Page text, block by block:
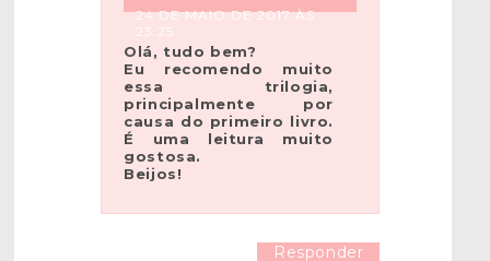
24 DE MAIO DE 2017 ÀS
23:25
Olá, tudo bem?
Eu recomendo muito
essa trilogia,
principalmente por
causa do primeiro livro.
É uma leitura muito
gostosa.
Beijos!
Responder